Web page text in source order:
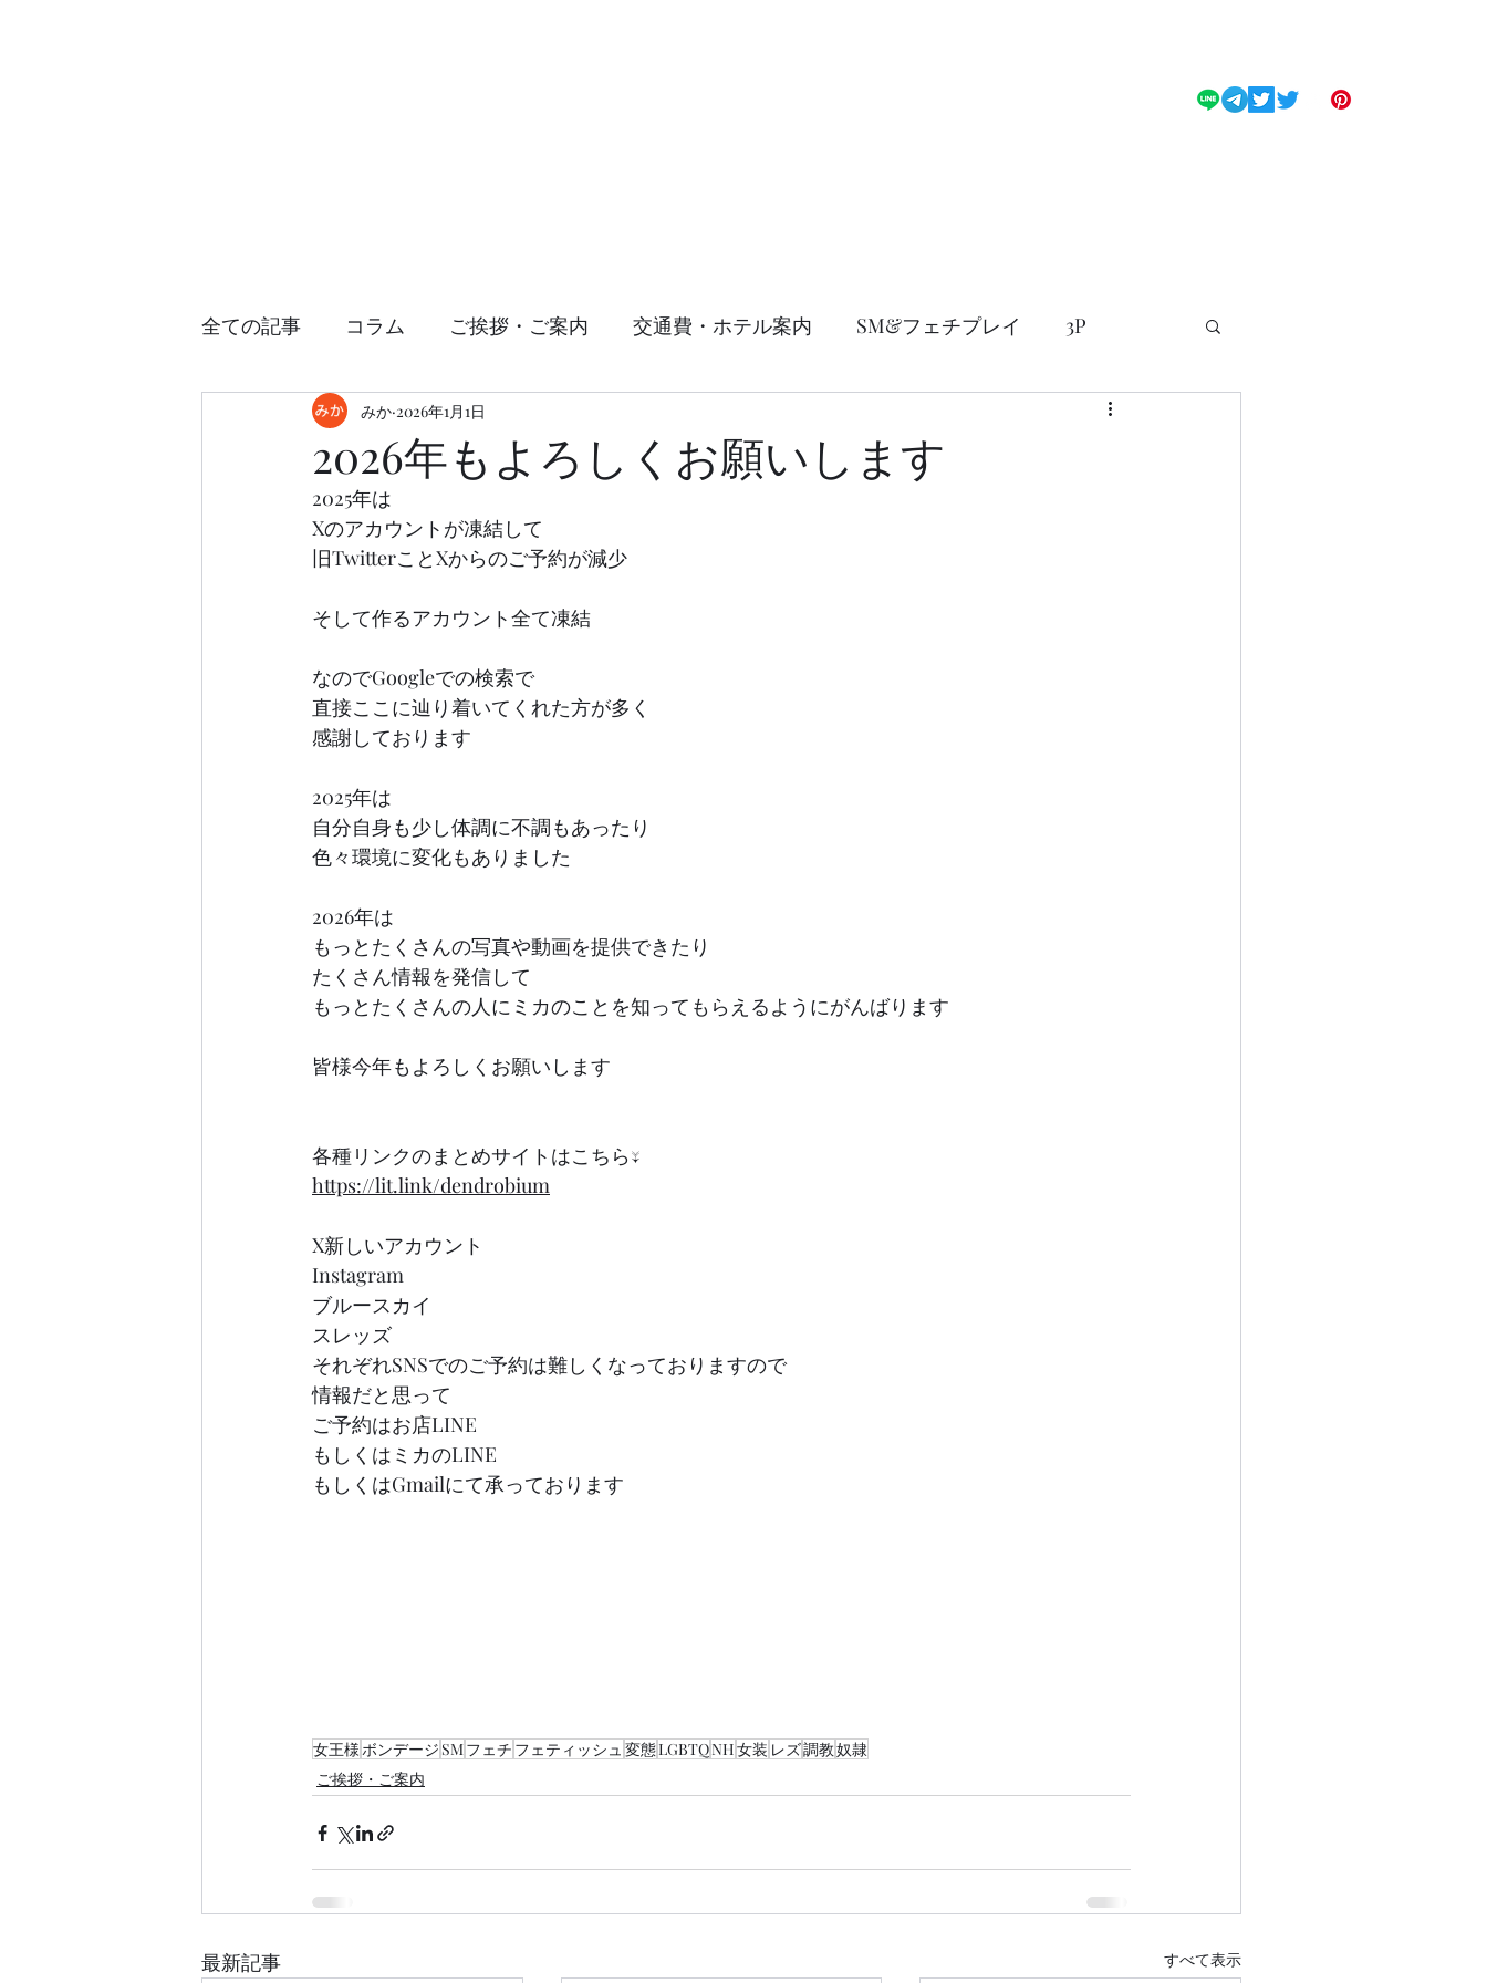
全ての記事 コラム ご挨拶・ご案内 交通費・ホテル案内 SM&フェチプレイ 3P
日常・趣味 ENGLISH
2026年もよろしくお願いします
みか 2026年1月1日
2025年は
Xのアカウントが凍結して
旧TwitterことXからのご予約が減少
そして作るアカウント全て凍結
なのでGoogleでの検索で
直接ここに辿り着いてくれた方が多く
感謝しております
2025年は
自分自身も少し体調に不調もあったり
色々環境に変化もありました
2026年は
もっとたくさんの写真や動画を提供できたり
たくさん情報を発信して
もっとたくさんの人にミカのことを知ってもらえるようにがんばります
皆様今年もよろしくお願いします
各種リンクのまとめサイトはこちら↓
https://lit.link/dendrobium
X新しいアカウント
Instagram
ブルースカイ
スレッズ
それぞれSNSでのご予約は難しくなっておりますので
情報だと思って
ご予約はお店LINE
もしくはミカのLINE
もしくはGmailにて承っております
女王様ボンデージ SMフェチ フェティッシュ 変態LGBTQNH女装 レズ調教奴隷
ご挨拶・ご案内
最新記事 すべて表示